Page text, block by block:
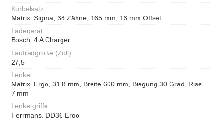
Kurbelsatz
Matrix, Sigma, 38 Zähne, 165 mm, 16 mm Offset
Ladegerät
Bosch, 4 A Charger
Laufradgröße (Zoll)
27,5
Lenker
Matrix, Ergo, 31.8 mm, Breite 660 mm, Biegung 30 Grad, Rise
7 mm
Lenkergriffe
Herrmans, DD36 Ergo